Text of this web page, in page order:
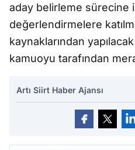
aday belirleme sürecine
değerlendirmelere
kaynaklarından
kamuoyu tarafından
Artı Siirt Haber Ajansı